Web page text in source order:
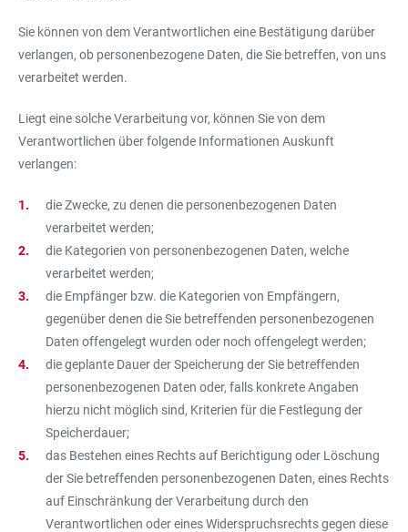
Sie können von dem Verantwortlichen eine Bestätigung darüber
verlangen, ob personenbezogene Daten, die Sie betreffen, von uns
verarbeitet werden.
Liegt eine solche Verarbeitung vor, können Sie von dem
Verantwortlichen über folgende Informationen Auskunft
verlangen:
die Zwecke, zu denen die personenbezogenen Daten
verarbeitet werden;
die Kategorien von personenbezogenen Daten, welche
verarbeitet werden;
die Empfänger bzw. die Kategorien von Empfängern,
gegenüber denen die Sie betreffenden personenbezogenen
Daten offengelegt wurden oder noch offengelegt werden;
die geplante Dauer der Speicherung der Sie betreffenden
personenbezogenen Daten oder, falls konkrete Angaben
hierzu nicht möglich sind, Kriterien für die Festlegung der
Speicherdauer;
das Bestehen eines Rechts auf Berichtigung oder Löschung
der Sie betreffenden personenbezogenen Daten, eines Rechts
auf Einschränkung der Verarbeitung durch den
Verantwortlichen oder eines Widerspruchsrechts gegen diese